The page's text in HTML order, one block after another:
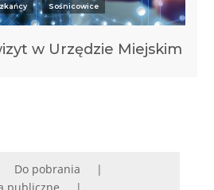
Sośnicowice
w Urzędzie Miejskim
Do pobrania